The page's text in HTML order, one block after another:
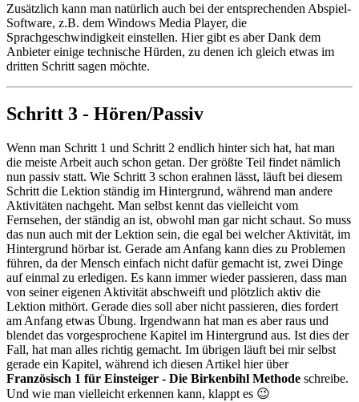
Zusätzlich kann man natürlich auch bei der entsprechenden Abspiel-
Software, z.B. dem Windows Media Player, die
Sprachgeschwindigkeit einstellen. Hier gibt es aber Dank dem
Anbieter einige technische Hürden, zu denen ich gleich etwas im
dritten Schritt sagen möchte.
Schritt 3 - Hören/Passiv
Wenn man Schritt 1 und Schritt 2 endlich hinter sich hat, hat man
die meiste Arbeit auch schon getan. Der größte Teil findet nämlich
nun passiv statt. Wie Schritt 3 schon erahnen lässt, läuft bei diesem
Schritt die Lektion ständig im Hintergrund, während man andere
Aktivitäten nachgeht. Man selbst kennt das vielleicht vom
Fernsehen, der ständig an ist, obwohl man gar nicht schaut. So muss
das nun auch mit der Lektion sein, die egal bei welcher Aktivität, im
Hintergrund hörbar ist. Gerade am Anfang kann dies zu Problemen
führen, da der Mensch einfach nicht dafür gemacht ist, zwei Dinge
auf einmal zu erledigen. Es kann immer wieder passieren, dass man
von seiner eigenen Aktivität abschweift und plötzlich aktiv die
Lektion mithört. Gerade dies soll aber nicht passieren, dies fordert
am Anfang etwas Übung. Irgendwann hat man es aber raus und
blendet das vorgesprochene Kapitel im Hintergrund aus. Ist dies der
Fall, hat man alles richtig gemacht. Im übrigen läuft bei mir selbst
gerade ein Kapitel, während ich diesen Artikel hier über
Französisch 1 für Einsteiger - Die Birkenbihl Methode schreibe.
Und wie man vielleicht erkennen kann, klappt es 😉